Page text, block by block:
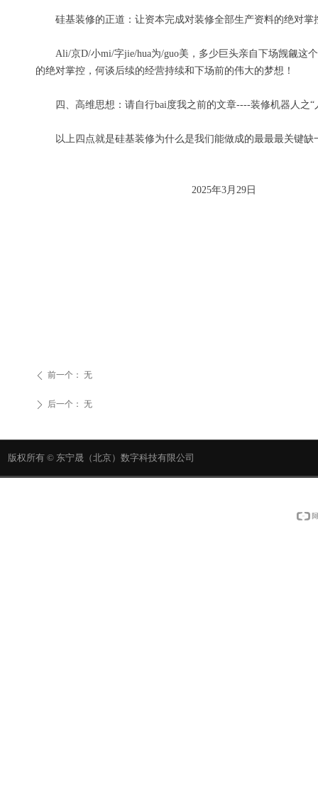
硅基装修的正道： 让资本完成对装修全部生产资料的绝对
Ali/京D/小mi/字jie/hua为/guo美，多少巨头亲自下场觊觎这
的绝对掌控，何谈后续的经营持续和下场前的伟大的梦想 ！
四、 高维思想：请自行bai度我之前的文章----装修机器人之“
以上四点就是硅基装修为什么是我们能做成的最最最关键缺
2025年3月29日
ꄴ 前一个： 无
ꄲ 后一个： 无
版权所有 © 东宁晟（北京）数字科技有限公司